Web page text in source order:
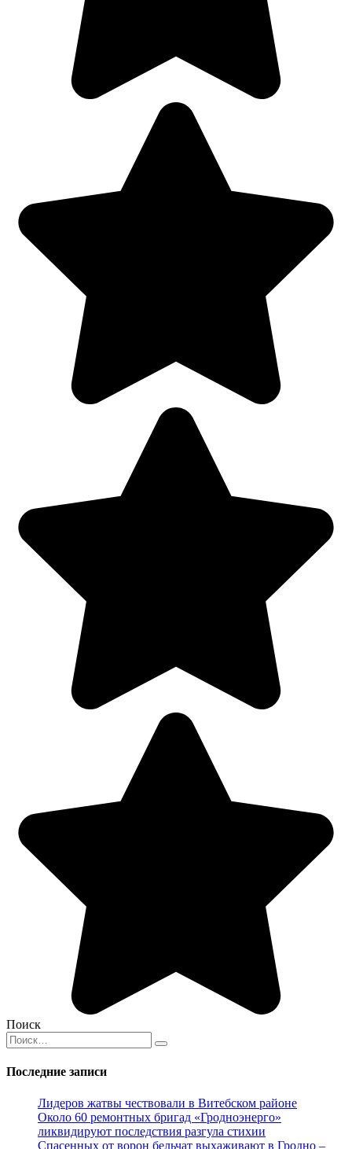
Поиск
Search
for:
Последние записи
Лидеров жатвы чествовали в Витебском районе
Около 60 ремонтных бригад «Гродноэнерго»
ликвидируют последствия разгула стихии
Спасенных от ворон бельчат выхаживают в Гродно –